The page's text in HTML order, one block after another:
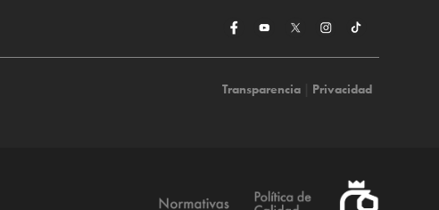
Transparencia| Privacidad